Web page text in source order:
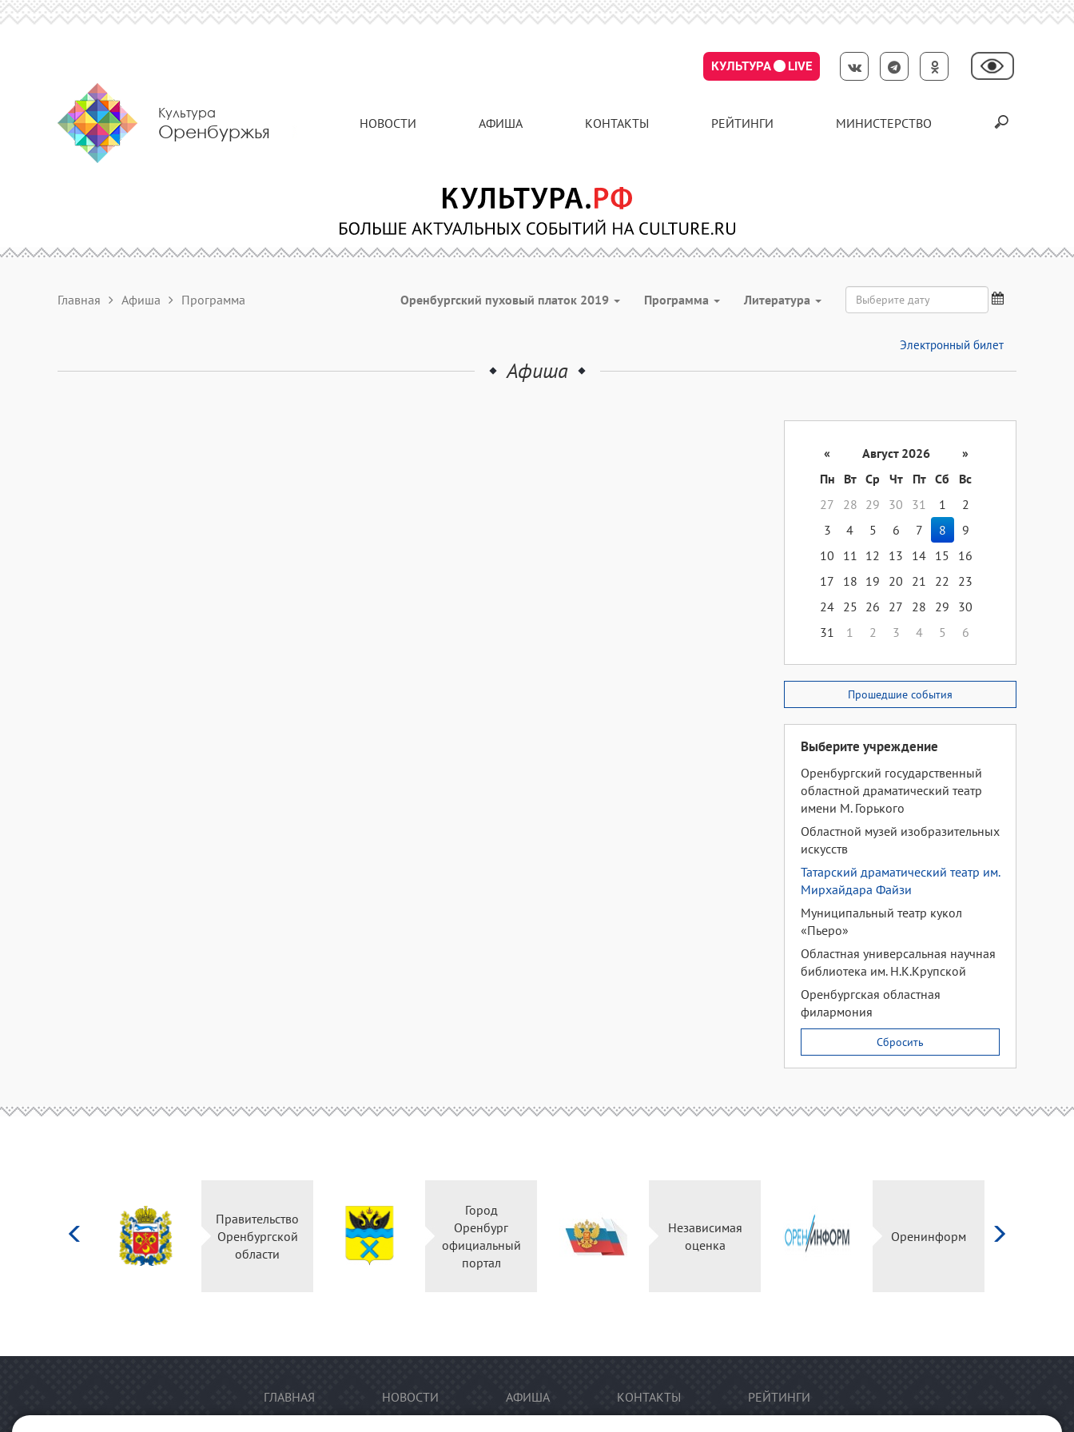
КУЛЬТУРА LIVE
Культура
Оренбуржья НОВОСТИ АФИША КОНТАКТЫ РЕЙТИНГИ МИНИСТЕРСТВО
Главная Афиша Программа Оренбургский пуховый платок 2019 Программа Литература
Электронный билет
Афиша
« Август 2026
»
Пн
Вт Ср Чт Пт Сб
Вс
27
28 29 30 31 1
2
3
4 5 6 7 8
9
10
11 12 13 14 15
16
17
18 19 20 21 22
23
24 25 26 27 28 29
30
31
1 2 3 4 5 6
Прошедшие события
Выберите учреждение
Оренбургский государственный
областной драматический театр
имени М. Горького
Областной музей изобразительных
искусств
Татарский драматический театр им.
Мирхайдара Файзи
Муниципальный театр кукол
«Пьеро»
Областная универсальная научная
библиотека им. Н.К.Крупской
Оренбургская областная
филармония
Сбросить
Правительство
Оренбургской
области
Город
Оренбург
официальный
портал
Независимая
оценка
Оренинформ
ГЛАВНАЯ НОВОСТИ АФИША КОНТАКТЫ РЕЙТИНГИ